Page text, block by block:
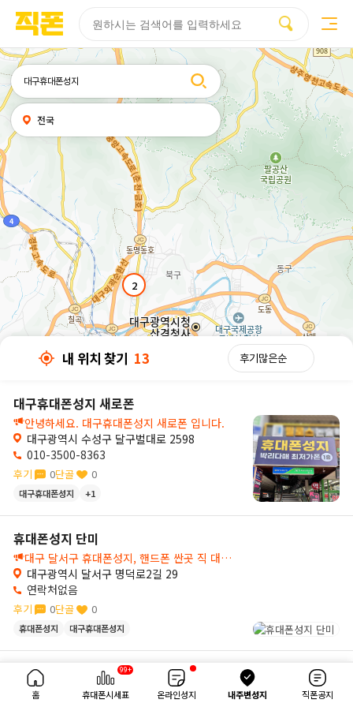
휴대폰성지시세표 성지커뮤니티
대구휴대폰성지 새로폰
당근폰 대구달서점
2
4km
검색어
내
위치
찾기
전국
내 위치 찾기 13
대구휴대폰성지 새로폰
안녕하세요. 대구휴대폰성지 새로폰 입니다.
대구광역시 수성구 달구벌대로 2598
010-3500-8363
후기 0단골 0
대구휴대폰성지 +1
휴대폰성지 단미
대구 달서구 휴대폰성지, 핸드폰 싼곳 직 대구달서점입니다
대구광역시 달서구 명덕로2길 29
연락처없음
후기 0단골 0
휴대폰성지 대구휴대폰성지
직폰 대구장기점
대구 휴대폰 싸게 사는 법 찾는다면, 조건 없는 박리다매 대구성지 장기동직폰에서!💛
내 위치 찾기 13
페이지
코소프트
페이지
코소프트
페이지
코소프트
페이지
코소프트
홈
99+
휴대폰시세표 온라인성지 내주변성지 직폰공지